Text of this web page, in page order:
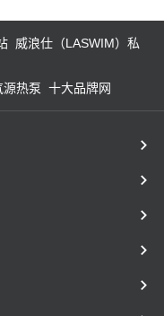
威浪仕（LASWIM）私
源热泵 十大品牌网